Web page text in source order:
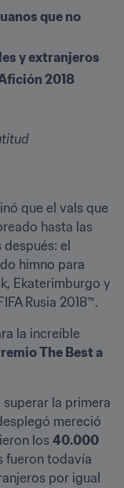
que no
y extranjeros
2018
que el vals que
hasta las
el
himno para
Ekaterimburgo y
Rusia 2018™.
la increíble
The Best a
la primera
mereció
los 40.000
fueron todavía
por igual